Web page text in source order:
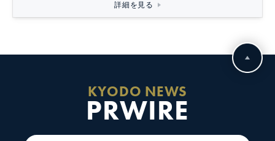
詳細を見る
KYODO NEWS
PRWIRE